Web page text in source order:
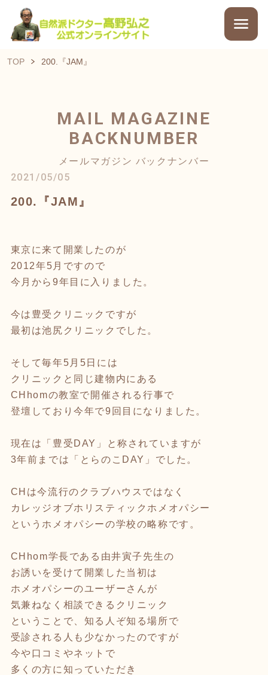
TOP 200.『JAM』
MAIL MAGAZINE
BACKNUMBER
メールマガジン バックナンバー
2021/05/05
200.『JAM』
東京に来て開業したのが
2012年5月ですので
今月から9年目に入りました。
今は豊受クリニックですが
最初は池尻クリニックでした。
そして毎年5月5日には
クリニックと同じ建物内にある
CHhomの教室で開催される行事で
登壇しており今年で9回目になりました。
現在は「豊受DAY」と称されていますが
3年前までは「とらのこDAY」でした。
CHは今流行のクラブハウスではなく
カレッジオブホリスティックホメオパシー
というホメオパシーの学校の略称です。
CHhom学長である由井寅子先生の
お誘いを受けて開業した当初は
ホメオパシーのユーザーさんが
気兼ねなく相談できるクリニック
ということで、知る人ぞ知る場所で
受診される人も少なかったのですが
今や口コミやネットで
多くの方に知っていただき